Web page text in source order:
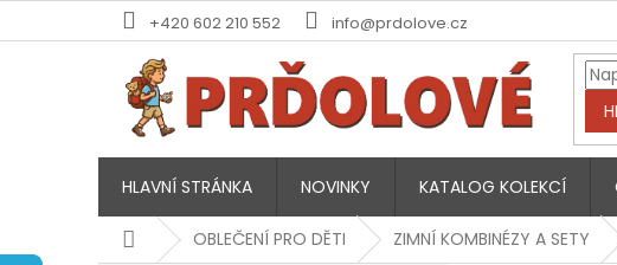
+420 602 210 552 info@prdolove.cz
HLAVNÍ STRÁNKA NOVINKY KATALOG KOLEKCÍ
DomůOBLEČENÍ PRO DĚTI ZIMNÍ KOMBINÉZY A SETY